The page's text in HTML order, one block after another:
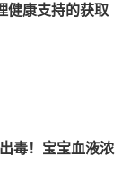
健康支持的获取
毒！宝宝血液浓